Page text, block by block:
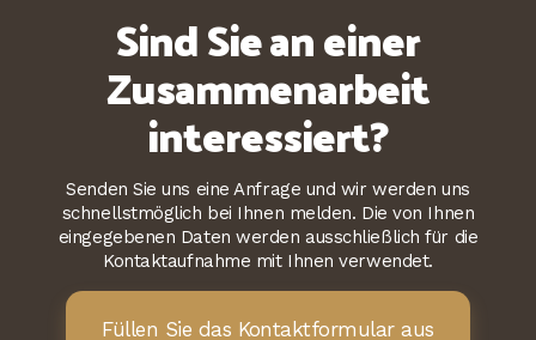
Sind Sie an einer
Zusammenarbeit
interessiert?
Senden Sie uns eine Anfrage und wir werden uns
schnellstmöglich bei Ihnen melden. Die von Ihnen
eingegebenen Daten werden ausschließlich für die
Kontaktaufnahme mit Ihnen verwendet.
Füllen Sie das Kontaktformular aus